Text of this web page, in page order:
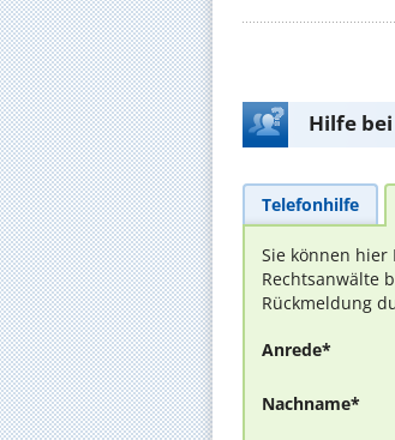
Hilfe
Telefonhilfe
Sie können
Rechtsanwälte
Rückmeldung
Anrede*
Nachname*